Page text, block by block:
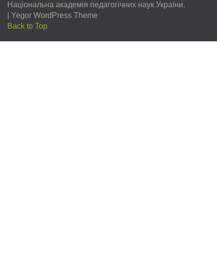
Національна академія педагогічних наук України.
Yegor WordPress Theme
Back to Top